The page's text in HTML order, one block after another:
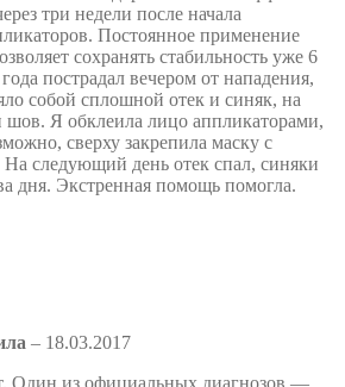
три недели после начала
Постоянное применение
сохранять стабильность уже 6
пострадал вечером от нападения,
собой сплошной отек и синяк, на
шов. Я обклеила лицо аппликаторами,
сверху закрепила маску с
следующий день отек спал, синяки
дня. Экстренная помощь помогла.
– 18.03.2017